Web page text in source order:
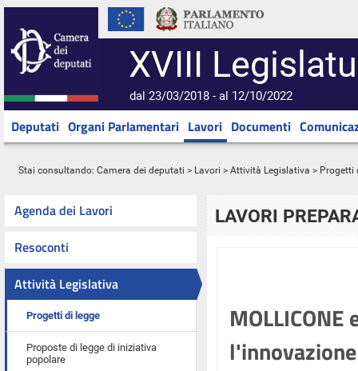
XVIII
dal 23/03/2018 - al 12/10/2022
Deputati Organi Parlamentari Lavori Documenti
Stai consultando: Camera dei deputati > Lavori > Attività Legislativa > Progetti
Agenda dei Lavori
Resoconti
Attività Legislativa
Progetti di legge
Proposte di legge di iniziativa
popolare
LAVORI